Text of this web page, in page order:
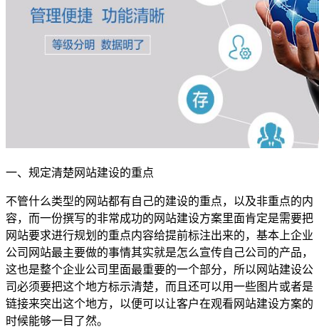
一、规定清楚网站建设的重点
不管什么类型的网站都有自己的建设的重点，以及非重点的内
容，而一份撰写的非常成功的网站建设方案里面肯定是需要把
网站要求进行规划的重点内容给提前标注出来的，基本上企业
公司网站最主要做的事情其实就是怎么宣传自己公司的产品，
这也是整个企业公司里面最重要的一个部分，所以网站建设公
司必须要把这个地方标示清楚，而且还可以用一些图片或者是
链接来突出这个地方，以便可以让客户在观看网站建设方案的
时候能够一目了然。